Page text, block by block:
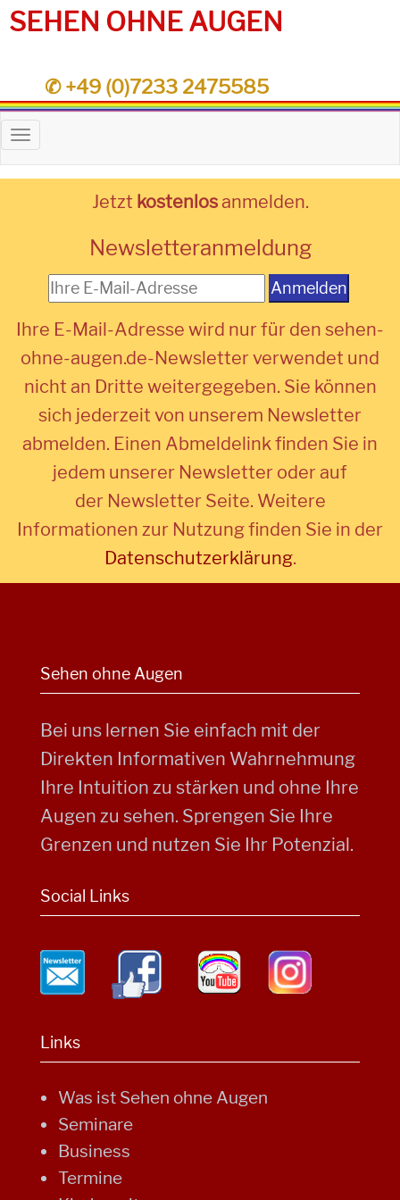
SEHEN OHNE AUGEN
✆ +49 (0)7233 2475585
Toggle
navigation
Jetzt kostenlosanmelden.
Newsletteranmeldung
Anmelden
Ihre E-Mail-Adresse wird nur für den sehen-
ohne-augen.de-Newsletter verwendet und
nicht an Dritte weitergegeben. Sie können
sich jederzeit von unserem Newsletter
abmelden. Einen Abmeldelink finden Sie in
jedem unserer Newsletter oder auf
der Newsletter Seite. Weitere
Informationen zur Nutzung finden Sie in der
Datenschutzerklärung.
Sehen ohne Augen
Bei uns lernen Sie einfach mit der
Direkten Informativen Wahrnehmung
Ihre Intuition zu stärken und ohne Ihre
Augen zu sehen. Sprengen Sie Ihre
Grenzen und nutzen Sie Ihr Potenzial.
Social Links
Links
Was ist Sehen ohne Augen
Seminare
Business
Termine